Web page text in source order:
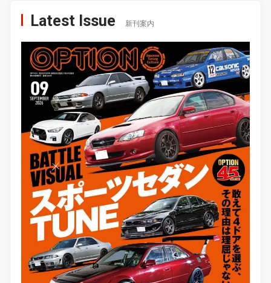
Latest Issue 新刊案内